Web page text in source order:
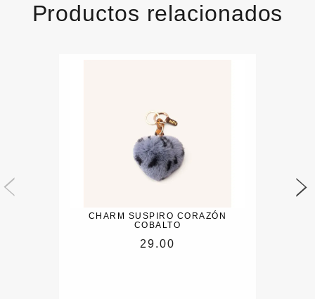
Productos relacionados
CHARM SUSPIRO CORAZÓN
COBALTO
29.00